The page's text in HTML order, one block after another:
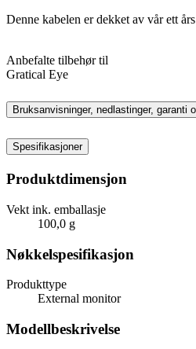
Denne kabelen er dekket av vår ett
Anbefalte tilbehør til
Gratical Eye
Bruksanvisninger, nedlastinger, garanti
Spesifikasjoner
Produktdimensjon
Vekt ink. emballasje
100,0 g
Nøkkelspesifikasjon
Produkttype
External monitor
Modellbeskrivelse